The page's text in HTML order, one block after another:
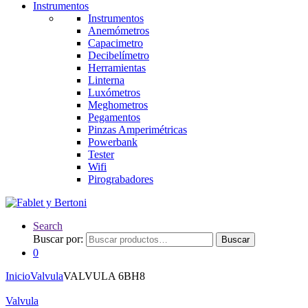
Instrumentos
Instrumentos
Anemómetros
Capacimetro
Decibelímetro
Herramientas
Linterna
Luxómetros
Meghometros
Pegamentos
Pinzas Amperimétricas
Powerbank
Tester
Wifi
Pirograbadores
Search
Buscar por:
Buscar
0
InicioValvulaVALVULA 6BH8
Valvula